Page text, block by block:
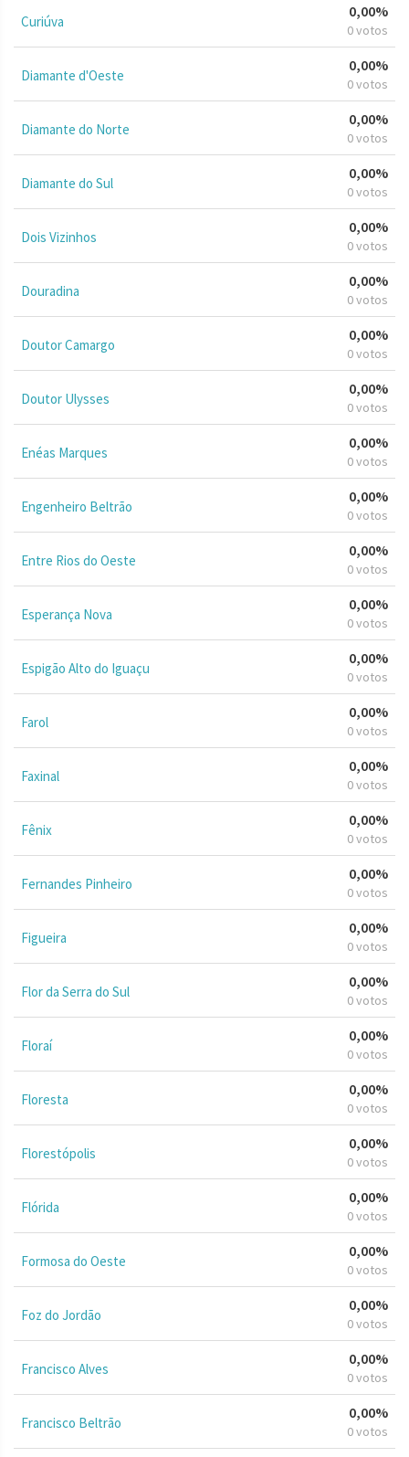
Curiúva
0,00%
0 votos
Diamante d'Oeste
0,00%
0 votos
Diamante do Norte
0,00%
0 votos
Diamante do Sul
0,00%
0 votos
Dois Vizinhos
0,00%
0 votos
Douradina
0,00%
0 votos
Doutor Camargo
0,00%
0 votos
Doutor Ulysses
0,00%
0 votos
Enéas Marques
0,00%
0 votos
Engenheiro Beltrão
0,00%
0 votos
Entre Rios do Oeste
0,00%
0 votos
Esperança Nova
0,00%
0 votos
Espigão Alto do Iguaçu
0,00%
0 votos
Farol
0,00%
0 votos
Faxinal
0,00%
0 votos
Fênix
0,00%
0 votos
Fernandes Pinheiro
0,00%
0 votos
Figueira
0,00%
0 votos
Flor da Serra do Sul
0,00%
0 votos
Floraí
0,00%
0 votos
Floresta
0,00%
0 votos
Florestópolis
0,00%
0 votos
Flórida
0,00%
0 votos
Formosa do Oeste
0,00%
0 votos
Foz do Jordão
0,00%
0 votos
Francisco Alves
0,00%
0 votos
Francisco Beltrão
0,00%
0 votos